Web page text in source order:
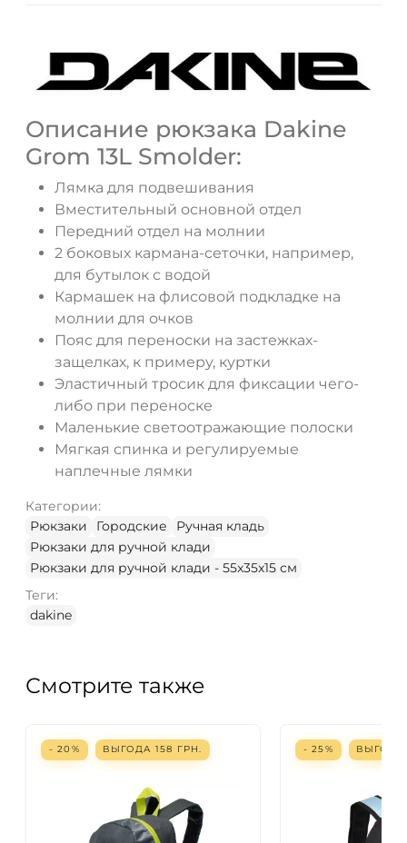
Описание рюкзака Dakine
Grom 13L Smolder:
Лямка для подвешивания
Вместительный основной отдел
Передний отдел на молнии
2 боковых кармана-сеточки, например,
для бутылок с водой
Кармашек на флисовой подкладке на
молнии для очков
Пояс для переноски на застежках-
защелках, к примеру, куртки
Эластичный тросик для фиксации чего-
либо при переноске
Маленькие светоотражающие полоски
Мягкая спинка и регулируемые
наплечные лямки
Категории:
Рюкзаки
Городские
Ручная кладь
Рюкзаки для ручной клади
Рюкзаки для ручной клади - 55x35x15 см
Теги:
dakine
Смотрите также
- 20% ВЫГОДА 158 ГРН. - 25%
ДА НЕТ